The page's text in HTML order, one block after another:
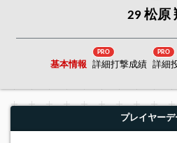
29 松原
基本情報
PRO
詳細打撃成績
PRO
詳細
プレイヤーデ